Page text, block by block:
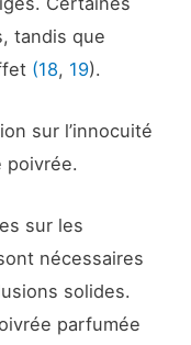
tandis que
(18, 19).
sur l’innocuité
poivrée.
sur les
nécessaires
solides.
parfumée